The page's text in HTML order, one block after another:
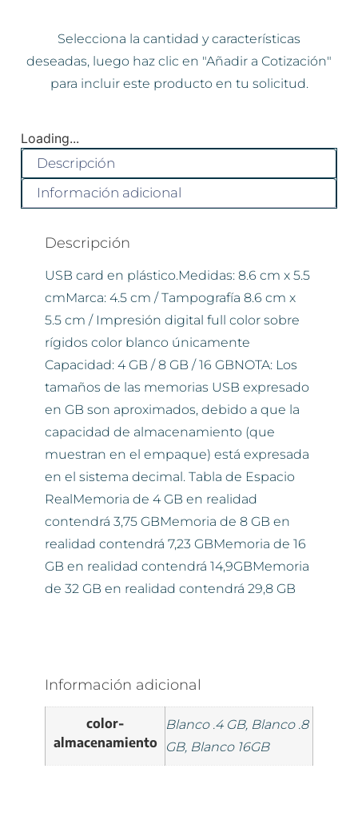
Selecciona la cantidad y características
deseadas, luego haz clic en "Añadir a Cotización"
para incluir este producto en tu solicitud.
Loading...
Descripción
Información adicional
Descripción
USB card en plástico.Medidas: 8.6 cm x 5.5
cmMarca: 4.5 cm / Tampografía 8.6 cm x
5.5 cm / Impresión digital full color sobre
rígidos color blanco únicamente
Capacidad: 4 GB / 8 GB / 16 GBNOTA: Los
tamaños de las memorias USB expresado
en GB son aproximados, debido a que la
capacidad de almacenamiento (que
muestran en el empaque) está expresada
en el sistema decimal. Tabla de Espacio
RealMemoria de 4 GB en realidad
contendrá 3,75 GBMemoria de 8 GB en
realidad contendrá 7,23 GBMemoria de 16
GB en realidad contendrá 14,9GBMemoria
de 32 GB en realidad contendrá 29,8 GB
Información adicional
color-
almacenamiento
Blanco .4 GB, Blanco .8
GB, Blanco 16GB